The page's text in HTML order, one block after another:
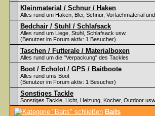
Kleinmaterial / Schnur / Haken
Alles rund um Haken, Blei, Schnur, Vorfachmaterial und
Bedchair / Stuhl / Schlafsack
Alles rund um Liege, Stuhl, Schlafsack usw.
(Benutzer im Forum aktiv: 1 Besucher)
Taschen / Futterale / Materialboxen
Alles rund um die "Verpackung" des Tackles
Boot / Echolot / GPS / Baitboote
Alles rund ums Boot
(Benutzer im Forum aktiv: 1 Besucher)
Sonstiges Tackle
Sonstiges Tackle, Licht, Heizung, Kocher, Outdoor usw.
Baits